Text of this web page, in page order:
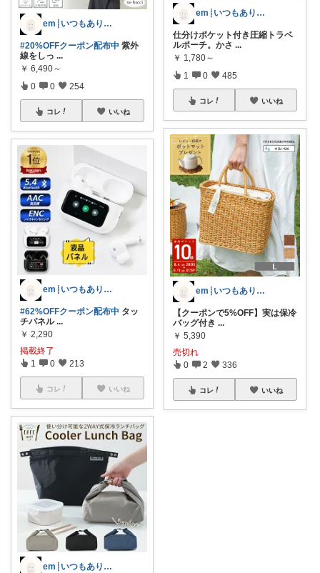
em┊いつもありがとうございます𓈒𓏸
#20%OFFクーポン配布中 紫外
線をしっ ...
￥ 6,490～
0 0 254
コレ いいね
em┊いつもありがとうございます𓈒𓏸
#62%OFFクーポン配布中 タッ
チパネル ...
￥ 2,290
掲載終了
1 0 213
コレ いいね
em┊いつもありがとうございます𓈒𓏸
em┊いつもありがとうございます𓈒𓏸
仕分けポケット付き圧縮トラベ
ルポーチ。かさ ...
￥ 1,780～
1 0 485
コレ いいね
em┊いつもありがとうございます𓈒𓏸
【クーポンで5%OFF】実は保冷
バッグ付き ...
￥ 5,390
売切れ
0 2 336
コレ いいね